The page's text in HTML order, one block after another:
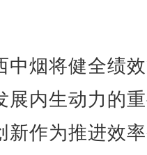
烟将健全绩
展内生动力的
新作为推进效